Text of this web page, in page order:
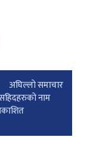
अघिल्लाे समाचार
नाम